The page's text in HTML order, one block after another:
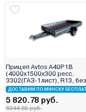
Прицеп Avtos A40P1B
(4000х1500х300 ресс.
3302(ГАЗ-1лист), R13, без
тента)
ДОСТАВИМ ПО МИНСКУ
5 820.78 руб.
6344.65 руб.